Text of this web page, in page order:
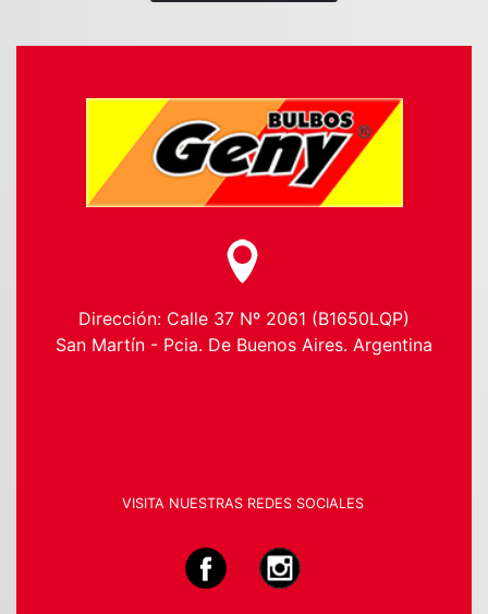
Dirección: Calle 37 Nº 2061 (B1650LQP)
San Martín - Pcia. De Buenos Aires. Argentina
VISITA NUESTRAS REDES SOCIALES